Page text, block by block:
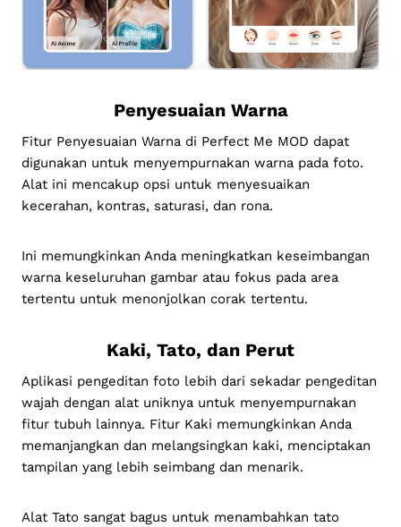
Penyesuaian Warna
Fitur Penyesuaian Warna di Perfect Me MOD dapat
digunakan untuk menyempurnakan warna pada foto.
Alat ini mencakup opsi untuk menyesuaikan
kecerahan, kontras, saturasi, dan rona.
Ini memungkinkan Anda meningkatkan keseimbangan
warna keseluruhan gambar atau fokus pada area
tertentu untuk menonjolkan corak tertentu.
Kaki, Tato, dan Perut
Aplikasi pengeditan foto lebih dari sekadar pengeditan
wajah dengan alat uniknya untuk menyempurnakan
fitur tubuh lainnya. Fitur Kaki memungkinkan Anda
memanjangkan dan melangsingkan kaki, menciptakan
tampilan yang lebih seimbang dan menarik.
Alat Tato sangat bagus untuk menambahkan tato